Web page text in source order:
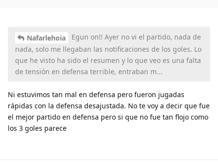
Nafarlehoia
Egun on!! Ayer no vi el partido, nada de
nada, solo me llegaban las notificaciones de los goles. Lo
que he visto ha sido el resumen y lo que veo es una falta
de tensión en defensa terrible, entraban m...
Ni estuvimos tan mal en defensa pero fueron jugadas
rápidas con la defensa desajustada. No te voy a decir que fue
el mejor partido en defensa pero si que no fue tan flojo como
los 3 goles parece